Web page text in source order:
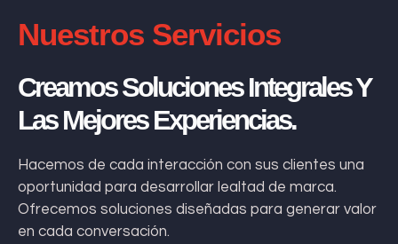
Nuestros Servicios
Creamos Soluciones Integrales Y
Las Mejores Experiencias.
Hacemos de cada interacción con sus clientes una
oportunidad para desarrollar lealtad de marca.
Ofrecemos soluciones diseñadas para generar valor
en cada conversación.